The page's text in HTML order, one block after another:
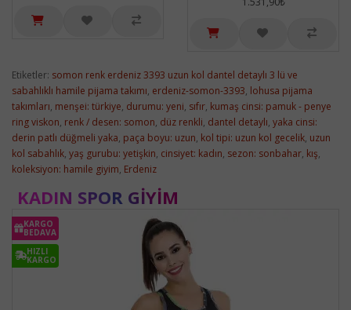
Etiketler: somon renk erdeniz 3393 uzun kol dantel detaylı 3 lü ve
sabahlıklı hamile pijama takımı, erdeniz-somon-3393, lohusa pijama
takımları, menşei: türkiye, durumu: yeni, sıfır, kumaş cinsi: pamuk - penye
ring viskon, renk / desen: somon, düz renkli, dantel detaylı, yaka cinsi:
derin patlı düğmeli yaka, paça boyu: uzun, kol tipi: uzun kol gecelik, uzun
kol sabahlık, yaş gurubu: yetişkin, cinsiyet: kadın, sezon: sonbahar, kış,
koleksiyon: hamile giyim, Erdeniz
KADIN SPOR GIYIM
KARGO
BEDAVA
HIZLI
KARGO